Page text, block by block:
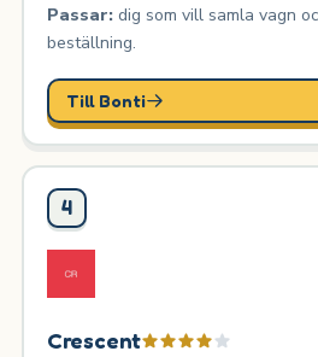
Passar:dig som vill samla vagn
beställning.
Till Bonti
4
Crescent